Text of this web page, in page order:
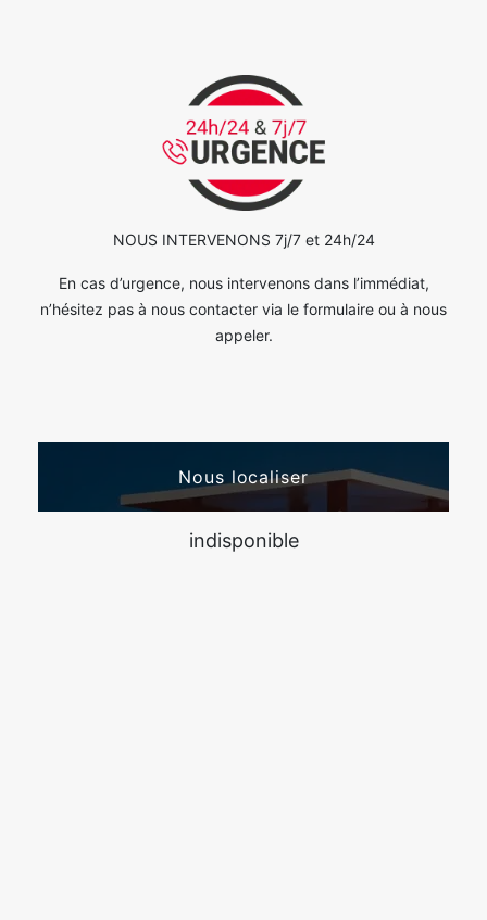
NOUS INTERVENONS 7j/7 et 24h/24
En cas d’urgence, nous intervenons dans l’immédiat,
n’hésitez pas à nous contacter via le formulaire ou à nous
appeler.
Nous localiser
indisponible